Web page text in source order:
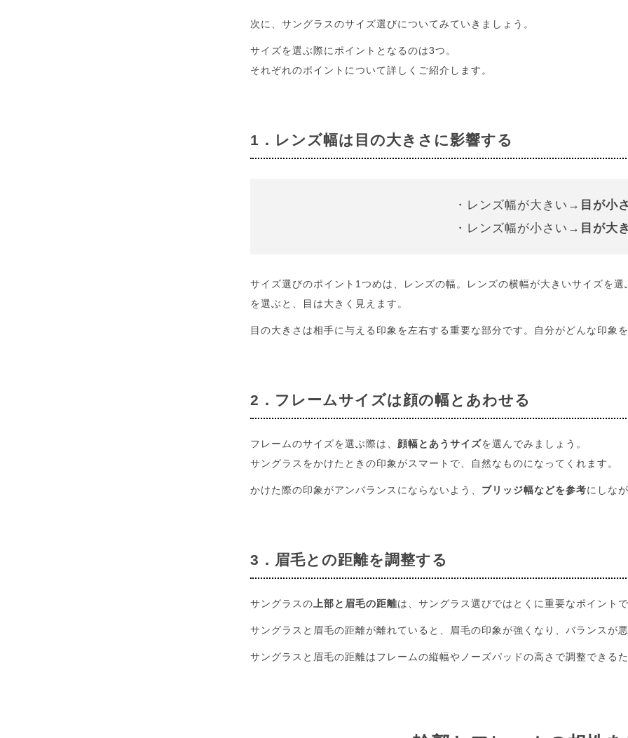
次に、サングラスのサイズ選びについてみていきましょう。
サイズを選ぶ際にポイントとなるのは3つ。
それぞれのポイントについて詳しくご紹介します。
1．レンズ幅は目の大きさに影響する
・レンズ幅が大きい→ 目が小
・レンズ幅が小さい→ 目が大
サイズ選びのポイント1つめは、レンズの幅。レンズの横幅が大きいサイズを
を選ぶと、目は大きく見えます。
目の大きさは相手に与える印象を左右する重要な部分です。自分がどんな印象
2．フレームサイズは顔の幅とあわせる
フレームのサイズを選ぶ際は、 顔幅とあうサイズを選んでみましょう。
サングラスをかけたときの印象がスマートで、自然なものになってくれます。
かけた際の印象がアンバランスにならないよう、 ブリッジ幅などを参考にしな
3．眉毛との距離を調整する
サングラスの 上部と眉毛の距離は、サングラス選びではとくに重要なポイントで
サングラスと眉毛の距離が離れていると、眉毛の印象が強くなり、バランスが
サングラスと眉毛の距離はフレームの縦幅やノーズパッドの高さで調整できる